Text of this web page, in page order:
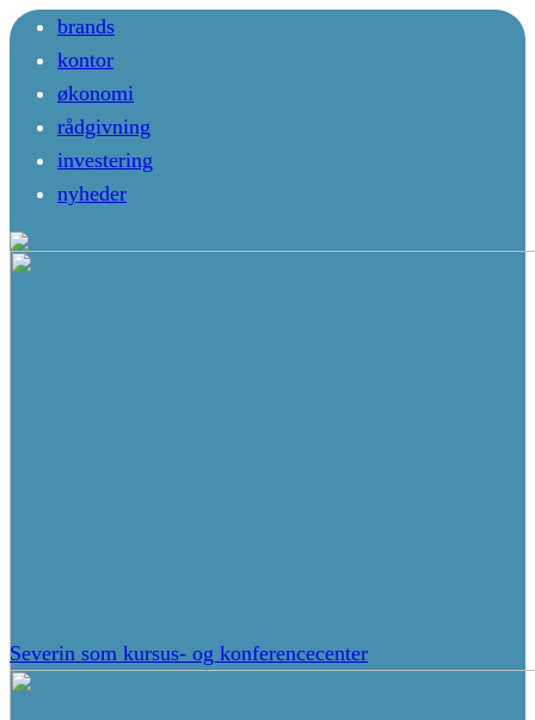
brands
kontor
økonomi
rådgivning
investering
nyheder
Severin som kursus- og konferencecenter